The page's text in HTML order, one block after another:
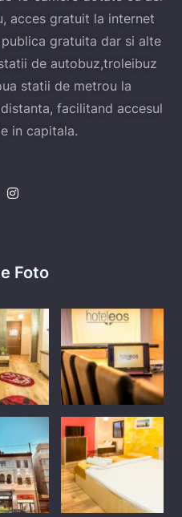
acces gratuit la internet
gratuita dar si alte
de autobuz,troleibuz
statii de metrou la
facilitand accesul
in capitala.
Foto